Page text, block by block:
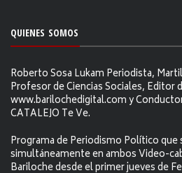
QUIENES SOMOS
Roberto Sosa Lukam Periodista,
Profesor de Ciencias Sociales, Editor
www.barilochedigital.com y
CATALEJO Te Ve.
Programa de Periodismo Político que
simultáneamente en ambos Video-
Bariloche desde el primer jueves de